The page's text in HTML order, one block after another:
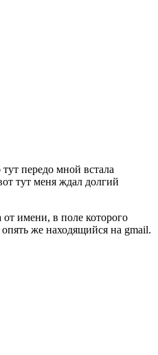
передо мной встала
тут меня ждал долгий
от имени, в поле которого
же находящийся на gmail.